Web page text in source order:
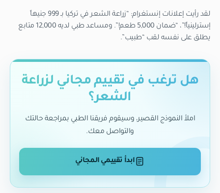
لقد رأيت إعلانات إنستغرام: “زراعة الشعر في تركيا بـ 999 جنيهاً
إسترلينياً!”، “ضمان 5,000 طعم!”. ومساعد طبي لديه 12,000 متابع
يطلق على نفسه لقب “طبيب”.
هل ترغب في تقييم مجاني لزراعة
الشعر؟
املأ النموذج القصير، وسيقوم فريقنا الطبي بمراجعة حالتك
والتواصل معك.
ابدأ تقييمي المجاني